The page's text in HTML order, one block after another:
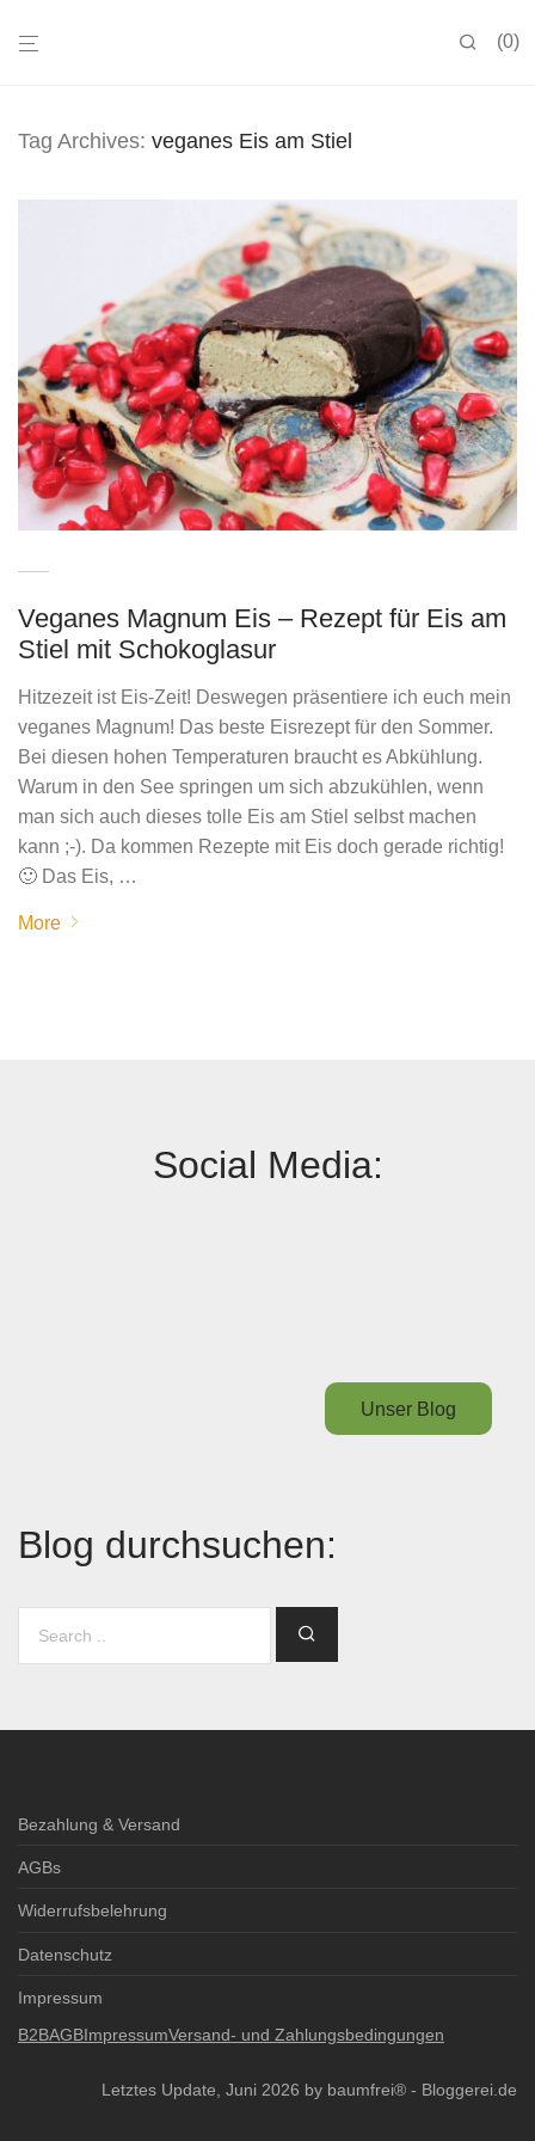
0
Tag Archives: veganes Eis am Stiel
Veganes Magnum Eis – Rezept für Eis am
Stiel mit Schokoglasur
Hitzezeit ist Eis-Zeit! Deswegen präsentiere ich euch mein
veganes Magnum! Das beste Eisrezept für den Sommer.
Bei diesen hohen Temperaturen braucht es Abkühlung.
Warum in den See springen um sich abzukühlen, wenn
man sich auch dieses tolle Eis am Stiel selbst machen
kann ;-). Da kommen Rezepte mit Eis doch gerade richtig!
🙂 Das Eis, …
More
Social Media:
Unser Blog
Blog durchsuchen:
Bezahlung & Versand
AGBs
Widerrufsbelehrung
Datenschutz
Impressum
B2BAGBImpressumVersand- und Zahlungsbedingungen
Letztes Update, Juni 2026 by baumfrei® - Bloggerei.de